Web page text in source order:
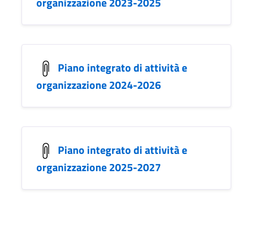
Piano integrato di attività e
organizzazione 2024-2026
Piano integrato di attività e
organizzazione 2025-2027